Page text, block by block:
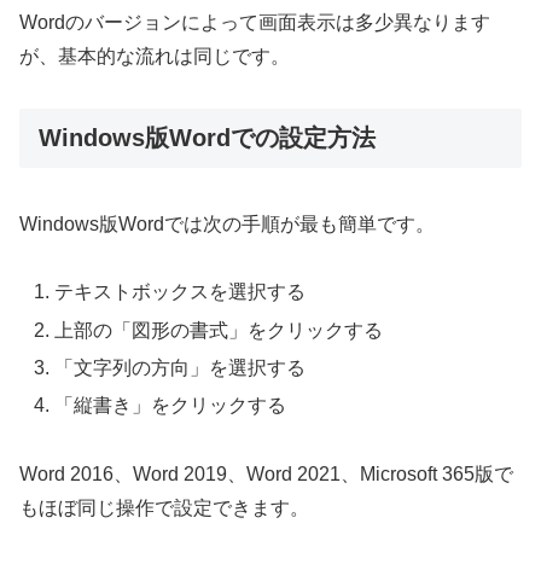
Wordのバージョンによって画面表示は多少異なります
が、基本的な流れは同じです。
Windows版Wordでの設定方法
Windows版Wordでは次の手順が最も簡単です。
テキストボックスを選択する
上部の「図形の書式」をクリックする
「文字列の方向」を選択する
「縦書き」をクリックする
Word 2016、Word 2019、Word 2021、Microsoft 365版で
もほぼ同じ操作で設定できます。